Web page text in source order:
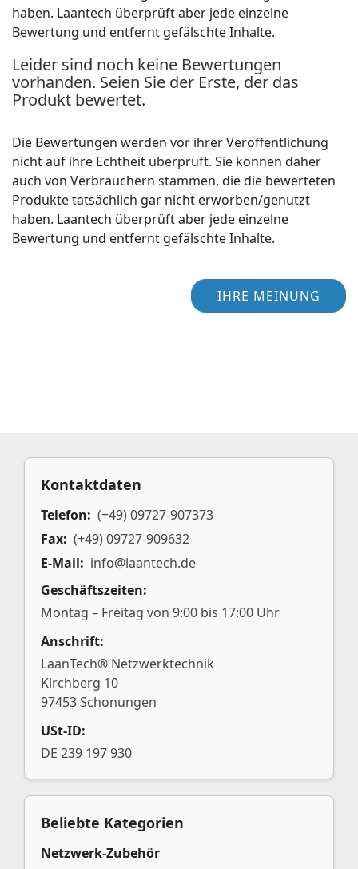
haben. Laantech überprüft aber jede einzelne
Bewertung und entfernt gefälschte Inhalte.
Leider sind noch keine Bewertungen
vorhanden. Seien Sie der Erste, der das
Produkt bewertet.
Die Bewertungen werden vor ihrer Veröffentlichung
nicht auf ihre Echtheit überprüft. Sie können daher
auch von Verbrauchern stammen, die die bewerteten
Produkte tatsächlich gar nicht erworben/genutzt
haben. Laantech überprüft aber jede einzelne
Bewertung und entfernt gefälschte Inhalte.
IHRE MEINUNG
Kontaktdaten
Telefon: (+49) 09727-907373
Fax: (+49) 09727-909632
E-Mail: info@laantech.de
Geschäftszeiten:
Montag – Freitag von 9:00 bis 17:00 Uhr
Anschrift:
LaanTech® Netzwerktechnik
Kirchberg 10
97453 Schonungen
USt-ID:
DE 239 197 930
Beliebte Kategorien
Netzwerk-Zubehör